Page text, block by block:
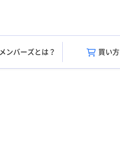
メンバーズとは？ 買い方